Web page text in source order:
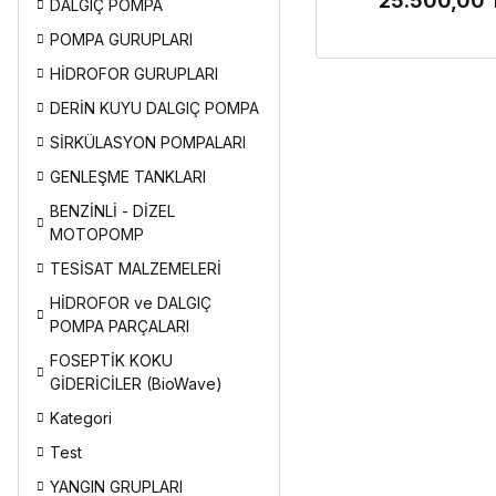
DALGIÇ POMPA
POMPA GURUPLARI
HİDROFOR GURUPLARI
DERİN KUYU DALGIÇ POMPA
SİRKÜLASYON POMPALARI
GENLEŞME TANKLARI
BENZİNLİ - DİZEL
MOTOPOMP
TESİSAT MALZEMELERİ
HİDROFOR ve DALGIÇ
POMPA PARÇALARI
FOSEPTİK KOKU
GİDERİCİLER (BioWave)
Kategori
Test
YANGIN GRUPLARI